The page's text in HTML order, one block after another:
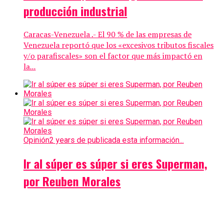
producción industrial
Caracas-Venezuela .- El 90 % de las empresas de
Venezuela reportó que los «excesivos tributos fiscales
y/o parafiscales» son el factor que más impactó en
la...
Opinión2 years de publicada esta información...
Ir al súper es súper si eres Superman,
por Reuben Morales